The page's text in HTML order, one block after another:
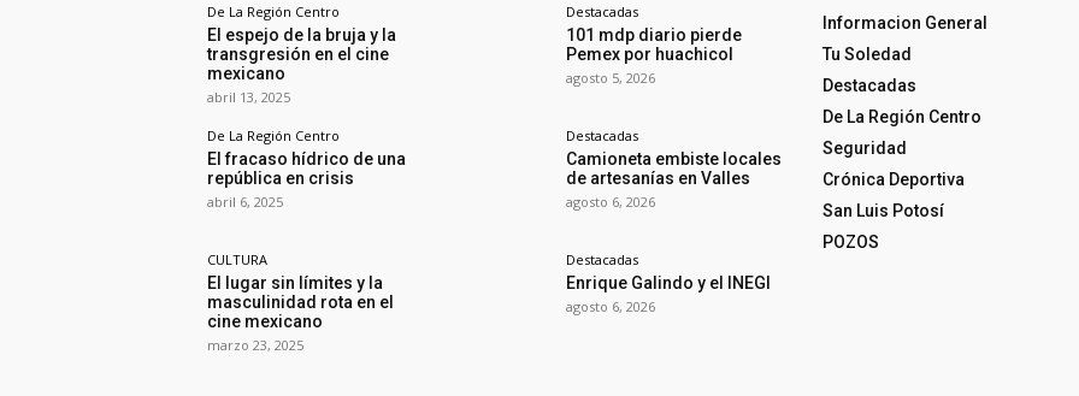
De La Región Centro
El espejo de la bruja y la
transgresión en el cine
mexicano
abril 13, 2025
De La Región Centro
El fracaso hídrico de una
república en crisis
abril 6, 2025
CULTURA
El lugar sin límites y la
masculinidad rota en el
cine mexicano
marzo 23, 2025
Destacadas
101 mdp diario pierde
Pemex por huachicol
agosto 5, 2026
Destacadas
Camioneta embiste locales
de artesanías en Valles
agosto 6, 2026
Destacadas
Enrique Galindo y el INEGI
agosto 6, 2026
Informacion General
Tu Soledad
Destacadas
De La Región Centro
Seguridad
Crónica Deportiva
San Luis Potosí
POZOS